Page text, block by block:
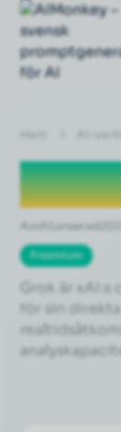
Grok
xAI Lanserad
Freemium
Grok är
för sin